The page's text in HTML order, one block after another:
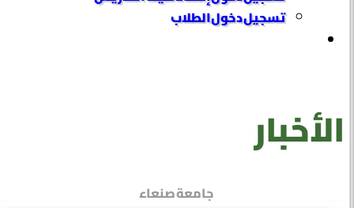
تسجيل دخول الطلاب
الأخبار
جامعة صنعاء